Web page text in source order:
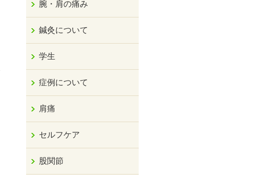
腕・肩の痛み
鍼灸について
学生
症例について
肩痛
セルフケア
股関節